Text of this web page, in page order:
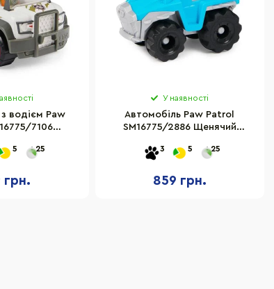
водієм Paw
7106
5 25
грн.
У наявності
Aвтомобіль Paw Patrol
SM16775/2886 Щенячий
3 5 25
859 грн.